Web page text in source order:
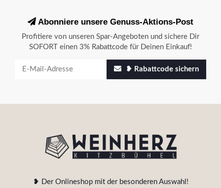
Abonniere unsere Genuss-Aktions-Post
Profitiere von unseren Spar-Angeboten und sichere Dir
SOFORT einen 3% Rabattcode für Deinen Einkauf!
❥ Rabattcode sichern
❥ Der Onlineshop mit der besonderen Auswahl!